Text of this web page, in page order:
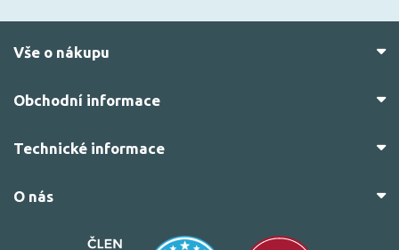
Vše o nákupu
Obchodní informace
Technické informace
O nás